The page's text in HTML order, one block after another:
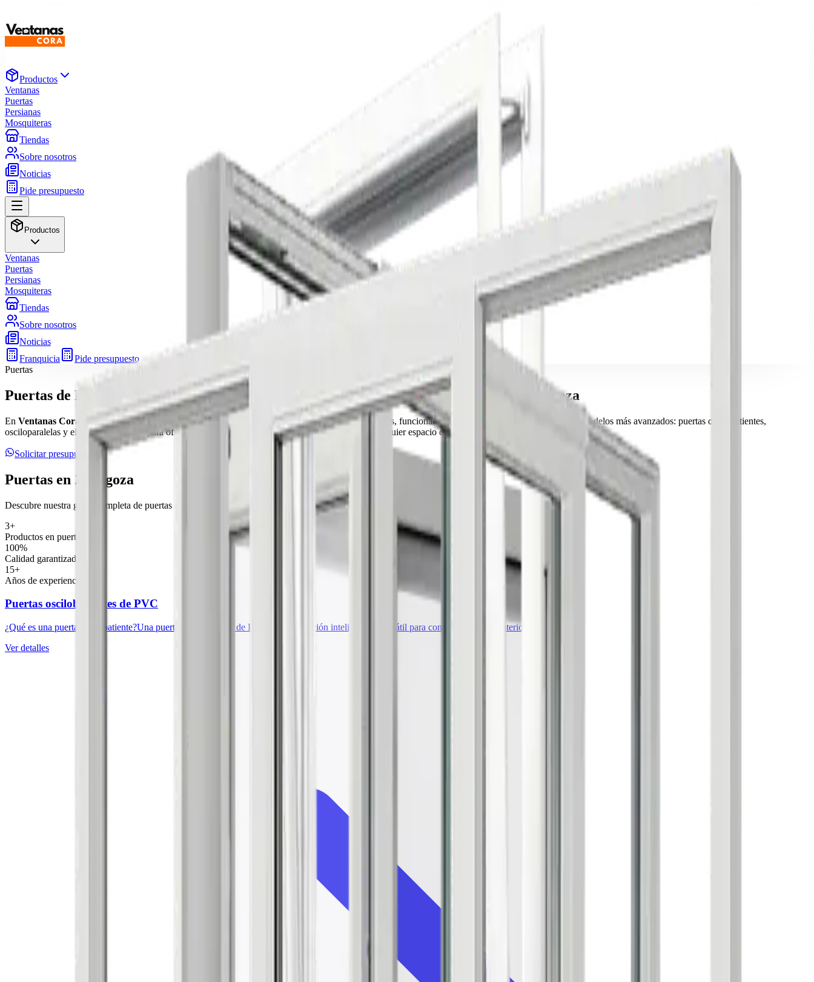
Productos
Ventanas
Puertas
Persianas
Mosquiteras
Tiendas
Sobre nosotros
Noticias
Pide presupuesto
Productos
Ventanas
Puertas
Persianas
Mosquiteras
Tiendas
Sobre nosotros
Noticias
Franquicia
Pide presupuesto
Puertas
Puertas de PVC en Ventanas Cora: Oscilobatientes, Osciloparalelas y Elevables en Zaragoza
En Ventanas Cora somos especialistas en puertas de PVC de alta calidad
para viviendas modernas, funcionales y eficientes. Descubre nuestros tres modelos más avanzados: puertas oscilobatientes,
osciloparalelas y elevables, pensadas para ofrecer el máximo aislamiento, seguridad y diseño en cualquier espacio del hogar.
Solicitar presupuesto
Puertas en Zaragoza
Descubre nuestra gama completa de puertas de alta calidad en Zaragoza
3+
Productos en puertas
100%
Calidad garantizada
15+
Años de experiencia
Puertas oscilobatientes de PVC
¿Qué es una puerta oscilobatiente?Una puerta oscilobatiente de PVC es una solución inteligente y versátil para conectar estancias interiores con balco...
Ver detalles